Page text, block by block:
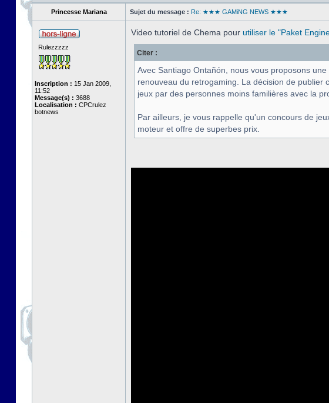
Princesse Mariana Sujet du message : Re: ★★★ GAMiNG NEWS ★★★
Rulezzzzz
Inscription : 15 Jan 2009,
11:52
Message(s) : 3688
Localisation : CPCrulez
botnews
Video tutoriel de Chema pour utiliser le "Paket
Citer :
Avec Santiago Ontañón, nous vous proposons
renouveau du retrogaming. La décision de publier
jeux par des personnes moins familières avec la
Par ailleurs, je vous rappelle qu'un concours de
moteur et offre de superbes prix.